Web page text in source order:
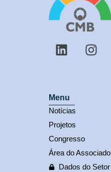
Menu
Notícias
Projetos
Congresso
Área do Associado
Dados do Setor